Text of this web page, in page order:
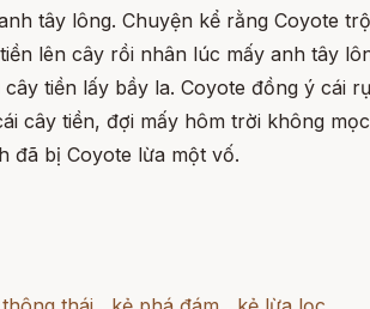
tây lông. Chuyện kể rằng Coyote
lên cây rồi nhân lúc mấy anh tây
tiền lấy bầy la. Coyote đồng ý cái
cây tiền, đợi mấy hôm trời không
đã bị Coyote lừa một vố.